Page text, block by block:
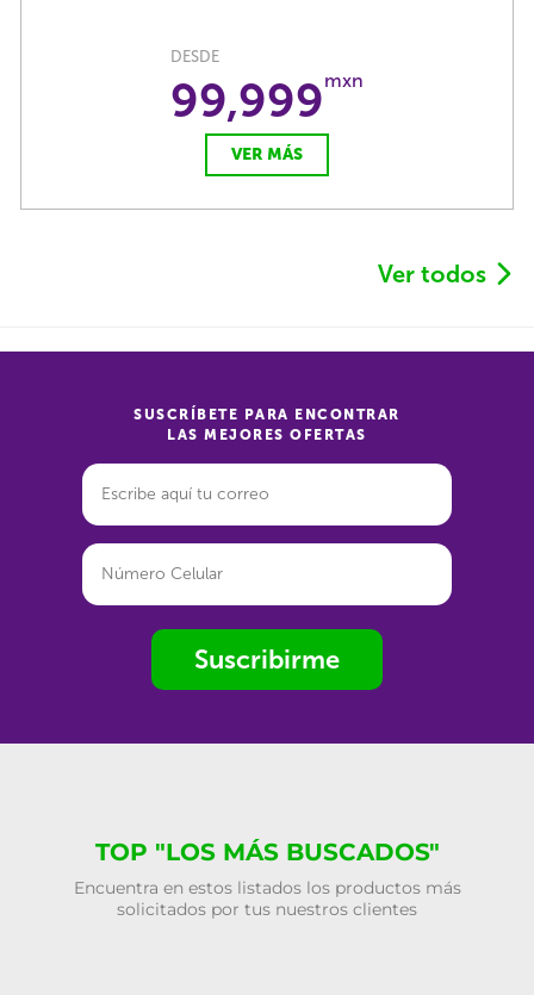
DESDE
99,999mxn
VER MÁS
Ver todos
SUSCRÍBETE PARA ENCONTRAR
LAS MEJORES OFERTAS
Suscribirme
TOP "LOS MÁS BUSCADOS"
Encuentra en estos listados los productos más
solicitados por tus nuestros clientes